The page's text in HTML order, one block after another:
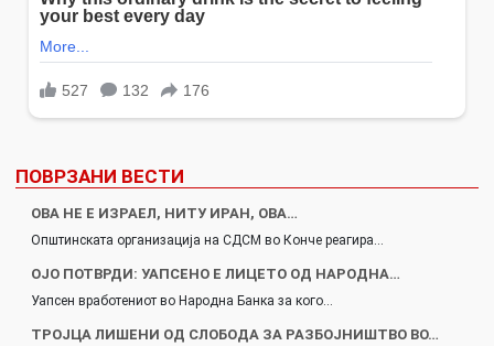
ПОВРЗАНИ ВЕСТИ
ОВА НЕ Е ИЗРАЕЛ, НИТУ ИРАН, ОВА…
Општинската организација на СДСМ во Конче реагира…
ОЈО ПОТВРДИ: УАПСЕНО Е ЛИЦЕТО ОД НАРОДНА…
Уапсен вработениот во Народна Банка за кого…
ТРОЈЦА ЛИШЕНИ ОД СЛОБОДА ЗА РАЗБОЈНИШТВО ВО…